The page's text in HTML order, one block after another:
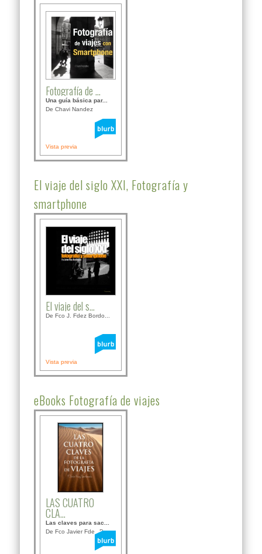
Fotografía de ...
Una guía básica par...
De Chavi Nandez
Vista previa
El viaje del siglo XXI, Fotografía y
smartphone
El viaje del s...
De Fco J. Fdez Bordo...
Vista previa
eBooks Fotografía de viajes
LAS CUATRO
CLA...
Las claves para sac...
De Fco Javier Fdez B...